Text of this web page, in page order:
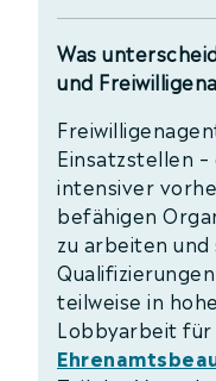
Was
und
Einsatzstellen
intensiver
befähigen
zu arbeiten
teilweise in
Lobbyarbeit für